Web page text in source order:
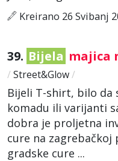
Kreirano 26 Svibanj
39. Bijela majica
/ Street&Glow/
Bijeli T-shirt, bilo da
komadu ili varijanti
dobra je proljetna
cure na
gradske cure ...